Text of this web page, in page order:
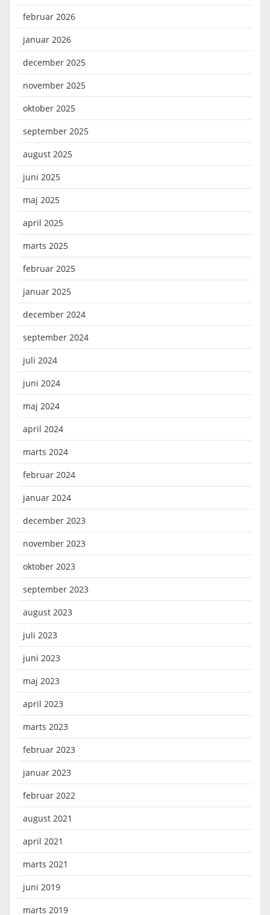
februar 2026
januar 2026
december 2025
november 2025
oktober 2025
september 2025
august 2025
juni 2025
maj 2025
april 2025
marts 2025
februar 2025
januar 2025
december 2024
september 2024
juli 2024
juni 2024
maj 2024
april 2024
marts 2024
februar 2024
januar 2024
december 2023
november 2023
oktober 2023
september 2023
august 2023
juli 2023
juni 2023
maj 2023
april 2023
marts 2023
februar 2023
januar 2023
februar 2022
august 2021
april 2021
marts 2021
juni 2019
marts 2019